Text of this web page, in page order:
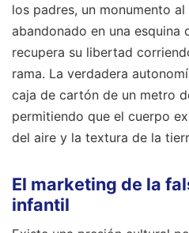
los padres, un monumento
abandonado en una esquina
recupera su libertad
rama. La verdadera
caja de cartón de un metro
permitiendo que el cuerpo
del aire y la textura de la
El marketing de la
infantil